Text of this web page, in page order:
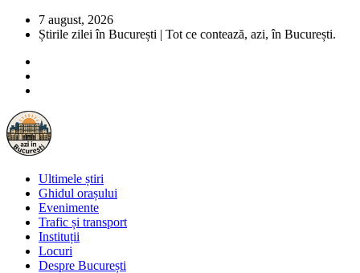
7 august, 2026
Știrile zilei în București | Tot ce contează, azi, în București.
Ultimele știri
Ghidul orașului
Evenimente
Trafic și transport
Instituții
Locuri
Despre București